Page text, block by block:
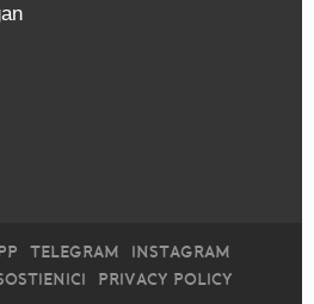
TELEGRAM
INSTAGRAM
PRIVACY POLICY